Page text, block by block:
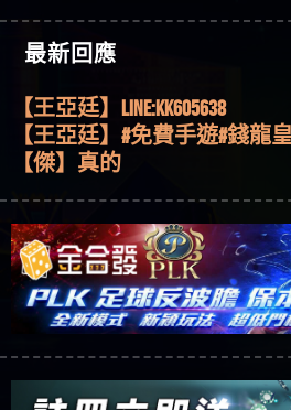
51,000倍數玩法攻略，輕鬆稱
【其他問題】「拆解力智投
賴zg369」力智投資是不是詐
力智投資是詐騙嗎 南部老翁
回報獲利 請不要在匯款
【其他問題】 【遇天盛商行
zg369】天盛商行詐騙 天盛商
行是真的嗎 天盛商行是詐騙
招教你拿回
【其他問題】 受害者援助賴
大戶e點靈詐騙痛不欲生 大戶
點靈是不是詐騙 大戶e點靈
法出金 （大戶e點靈）教你
【其他問題】 弘記投資詐騙
費討回資金賴zg369】弘記投
是不是詐騙 弘記投資是真的
錢怎麼辦 本文教你如何拿回
【其他問題】 被騙追回賴【
詐騙手法欺詐群眾 KnTop是真
KnTop是詐騙嗎 【KnTop】
的錢一招拿回
【其他問題】機台運算專案
【免費討回資金賴zg369】機
機台運算專案是不是詐騙 機
被機台運算專案詐騙的錢怎
回被騙資金
【其他問題】 Hoyabit詐騙持
討回資金賴zg369】Hoyabit是
騙 Hoyabit是真的嗎 被
本文教你如何拿回被騙資金
【其他問題】KS.M多元化行
中【免費討回資金賴zg369】
騙嗎 KS.M多元化行銷是不是
真的嗎 被KS.M多元化行銷詐
你如何拿回被騙資金
【其他問題】免費追回賴「
家 Family & Love如何詐騙 野原
騙 野原家 Family & Love是真的
詐騙嗎 165多次通報野原家
【其他問題】元盈橋詐騙持
討回資金賴zg369】元盈橋
詐騙 元盈橋是真的嗎 被元
【其他問題】被騙追回賴【
型詐騙手法欺詐群眾 M.L.Edge
金 被M.L.Edge詐騙的錢一招拿
【其他問題】 Robinhood詐
不是詐騙 Robinhood是真的嗎
資金賴zg369】FLTO是詐騙嗎
【其他問題】 遇詐騙求救賴
最新回應
【傑】推代理真的好相處
回答
【王亞廷】LINE:kK605638
【王亞廷】#免費手遊#錢龍皇
【傑】真的
【Wei】讚
【沈樂慧】又是九州??爛死
【林伊依】爛死了拉贏錢直
【陳靜茹】推薦小畢，我也
【黃家羭】推推
【AVA娛樂城】還會自己做
好厲
【陳順堪】黑網不出金